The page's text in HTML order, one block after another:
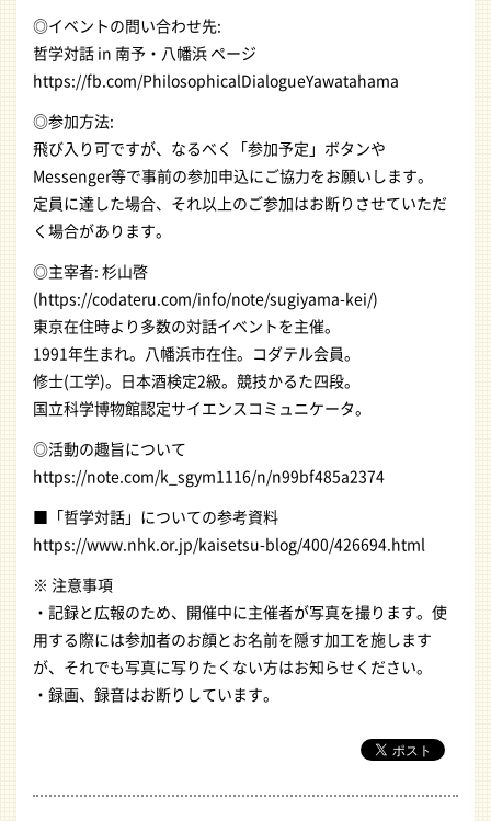
◎イベントの問い合わせ先:
哲学対話 in 南予・八幡浜 ページ
https://fb.com/PhilosophicalDialogueYawatahama
◎参加方法:
飛び入り可ですが、なるべく「参加予定」ボタンや
Messenger等で事前の参加申込にご協力をお願いします。
定員に達した場合、それ以上のご参加はお断りさせていただ
く場合があります。
◎主宰者: 杉山啓
(https://codateru.com/info/note/sugiyama-kei/)
東京在住時より多数の対話イベントを主催。
1991年生まれ。八幡浜市在住。コダテル会員。
修士(工学)。日本酒検定2級。競技かるた四段。
国立科学博物館認定サイエンスコミュニケータ。
◎活動の趣旨について
https://note.com/k_sgym1116/n/n99bf485a2374
■「哲学対話」についての参考資料
https://www.nhk.or.jp/kaisetsu-blog/400/426694.html
※ 注意事項
・記録と広報のため、開催中に主催者が写真を撮ります。使
用する際には参加者のお顔とお名前を隠す加工を施します
が、それでも写真に写りたくない方はお知らせください。
・録画、録音はお断りしています。